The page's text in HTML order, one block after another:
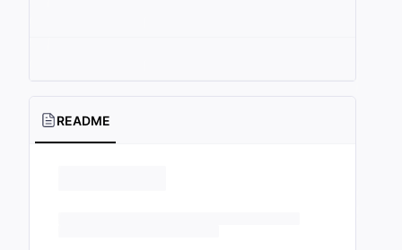
README